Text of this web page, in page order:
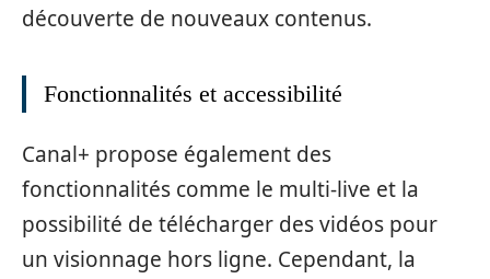
découverte de nouveaux contenus.
Fonctionnalités et accessibilité
Canal+ propose également des
fonctionnalités comme le multi-live et la
possibilité de télécharger des vidéos pour
un visionnage hors ligne. Cependant, la